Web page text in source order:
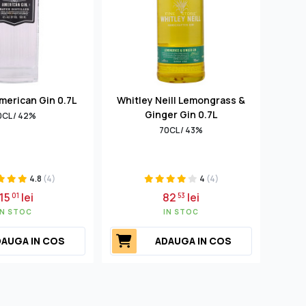
Gin 0.7L
/ 42%
4.8 (4)
01 lei
STOC
IN COS
Whitley Neill Lemongrass &
Ginger Gin 0.7L
70CL / 43%
4 (4)
8253 lei
IN STOC
ADAUGA IN COS